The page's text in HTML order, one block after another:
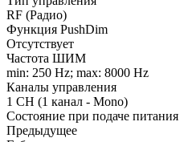
RF (Радио)
Функция PushDim
Отсутствует
Частота ШИМ
min: 250 Hz; max: 8000 Hz
Каналы управления
1 CH (1 канал - Mono)
Состояние при подаче питания
Предыдущее